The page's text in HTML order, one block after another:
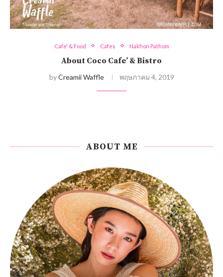
Cafe' & Food Cafes Nakhon Pathom
About Coco Cafe’ & Bistro
byCreamii Waffle พฤษภาคม 4, 2019
ABOUT ME